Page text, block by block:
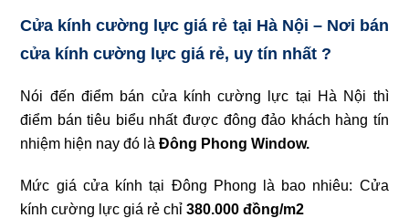
Cửa kính cường lực giá rẻ tại Hà Nội – Nơi bán
cửa kính cường lực giá rẻ, uy tín nhất ?
Nói đến điểm bán cửa kính cường lực tại Hà Nội thì
điểm bán tiêu biểu nhất được đông đảo khách hàng tín
nhiệm hiện nay đó làĐông Phong Window.
Mức giá cửa kính tại Đông Phong là bao nhiêu: Cửa
kính cường lực giá rẻ chỉ380.000 đồng/m2